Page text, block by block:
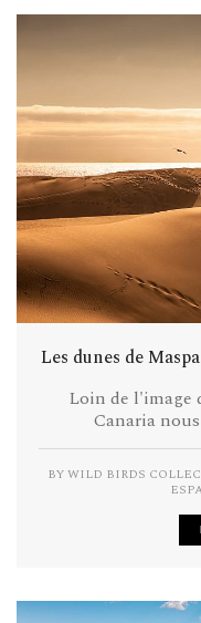
Les dunes de
Loin de l'image
Canaria
BYWILD BIRDS